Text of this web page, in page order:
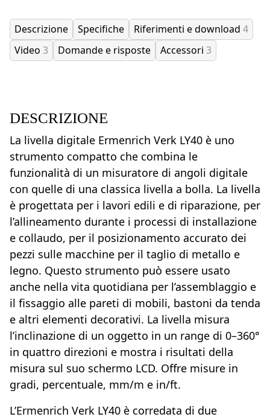
Descrizione Specifiche Riferimenti e download 4
Video 3 Domande e risposte Accessori 3
DESCRIZIONE
La livella digitale Ermenrich Verk LY40 è uno
strumento compatto che combina le
funzionalità di un misuratore di angoli digitale
con quelle di una classica livella a bolla. La livella
è progettata per i lavori edili e di riparazione, per
l’allineamento durante i processi di installazione
e collaudo, per il posizionamento accurato dei
pezzi sulle macchine per il taglio di metallo e
legno. Questo strumento può essere usato
anche nella vita quotidiana per l’assemblaggio e
il fissaggio alle pareti di mobili, bastoni da tenda
e altri elementi decorativi. La livella misura
l’inclinazione di un oggetto in un range di 0–360°
in quattro direzioni e mostra i risultati della
misura sul suo schermo LCD. Offre misure in
gradi, percentuale, mm/m e in/ft.
L’Ermenrich Verk LY40 è corredata di due